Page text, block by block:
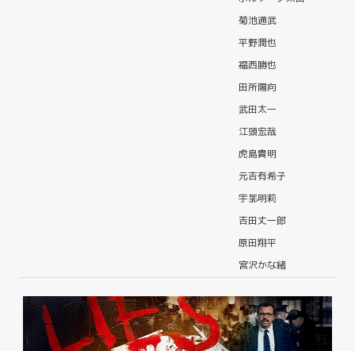
菊池通武
平野潤也
福西勝也
田所陽向
武田太一
江頭宏哉
虎島貴明
元吉有希子
宇那明莉
吉田丈一郎
原田翔平
宮沢かな緒